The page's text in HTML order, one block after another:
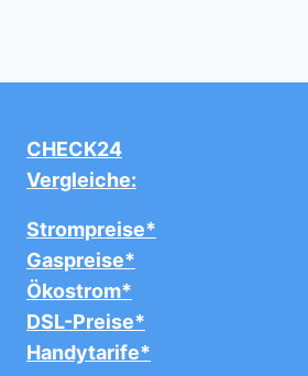
CHECK24
Vergleiche:
Strompreise*
Gaspreise*
Ökostrom*
DSL-Preise*
Handytarife*